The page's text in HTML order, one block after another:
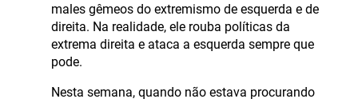
males gêmeos do extremismo de esquerda e de
direita. Na realidade, ele rouba políticas da
extrema direita e ataca a esquerda sempre que
pode.
Nesta semana, quando não estava procurando